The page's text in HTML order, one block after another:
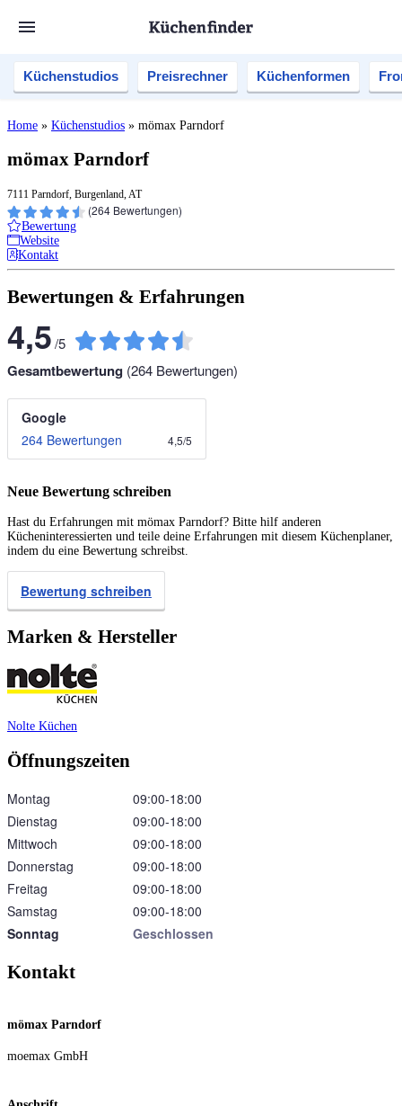
Küchenstudios Preisrechner Küchenformen
Home » Küchenstudios » mömax Parndorf
mömax Parndorf
7111 Parndorf, Burgenland, AT
(264 Bewertungen)
Bewertung
Website
Kontakt
Bewertungen & Erfahrungen
4,5/5
Gesamtbewertung (264 Bewertungen)
Google
264 Bewertungen
4,5/5
Neue Bewertung schreiben
Hast du Erfahrungen mit mömax Parndorf? Bitte hilf anderen
Kücheninteressierten und teile deine Erfahrungen mit diesem Küchenplaner,
indem du eine Bewertung schreibst.
Bewertung schreiben
Marken & Hersteller
Nolte Küchen
Öffnungszeiten
Montag
09:00‑18:00
Dienstag
09:00‑18:00
Mittwoch
09:00‑18:00
Donnerstag
09:00‑18:00
Freitag
09:00‑18:00
Samstag
09:00‑18:00
Sonntag
Geschlossen
Kontakt
mömax Parndorf
moemax GmbH